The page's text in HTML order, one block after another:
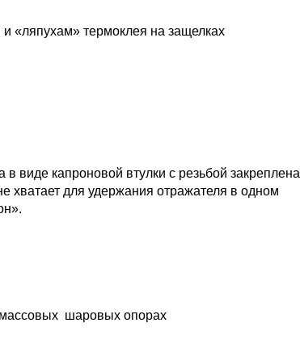
«ляпухам» термоклея на защелках
виде капроновой втулки с резьбой закреплена
хватает для удержания отражателя в одном
шаровых опорах